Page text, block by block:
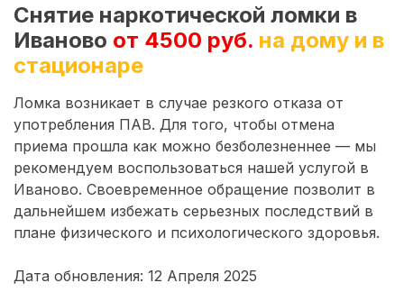
Снятие наркотической ломки в
Иваново от 4500 руб. на дому и в
стационаре
Ломка возникает в случае резкого отказа от
употребления ПАВ. Для того, чтобы отмена
приема прошла как можно безболезненнее — мы
рекомендуем воспользоваться нашей услугой в
Иваново. Своевременное обращение позволит в
дальнейшем избежать серьезных последствий в
плане физического и психологического здоровья.
Дата обновления: 12 Апреля 2025